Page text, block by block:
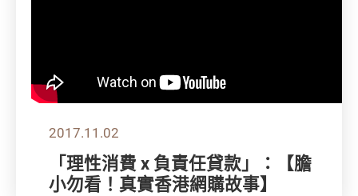
2017.11.02
「理性消費 x 負責任貸款」：【膽
小勿看！真實香港網購故事】